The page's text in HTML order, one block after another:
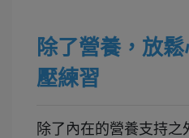
除了營養，放
壓練習
除了內在的營養支持之